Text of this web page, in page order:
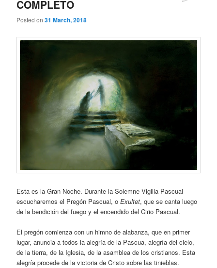
COMPLETO
Posted on31 March, 2018
Esta es la Gran Noche. Durante la Solemne Vigilia Pascual
escucharemos el Pregón Pascual, oExultet, que se canta luego
de la bendición del fuego y el encendido del Cirio Pascual.
El pregón comienza con un himno de alabanza, que en primer
lugar, anuncia a todos la alegría de la Pascua, alegría del cielo,
de la tierra, de la Iglesia, de la asamblea de los cristianos. Esta
alegría procede de la victoria de Cristo sobre las tinieblas.